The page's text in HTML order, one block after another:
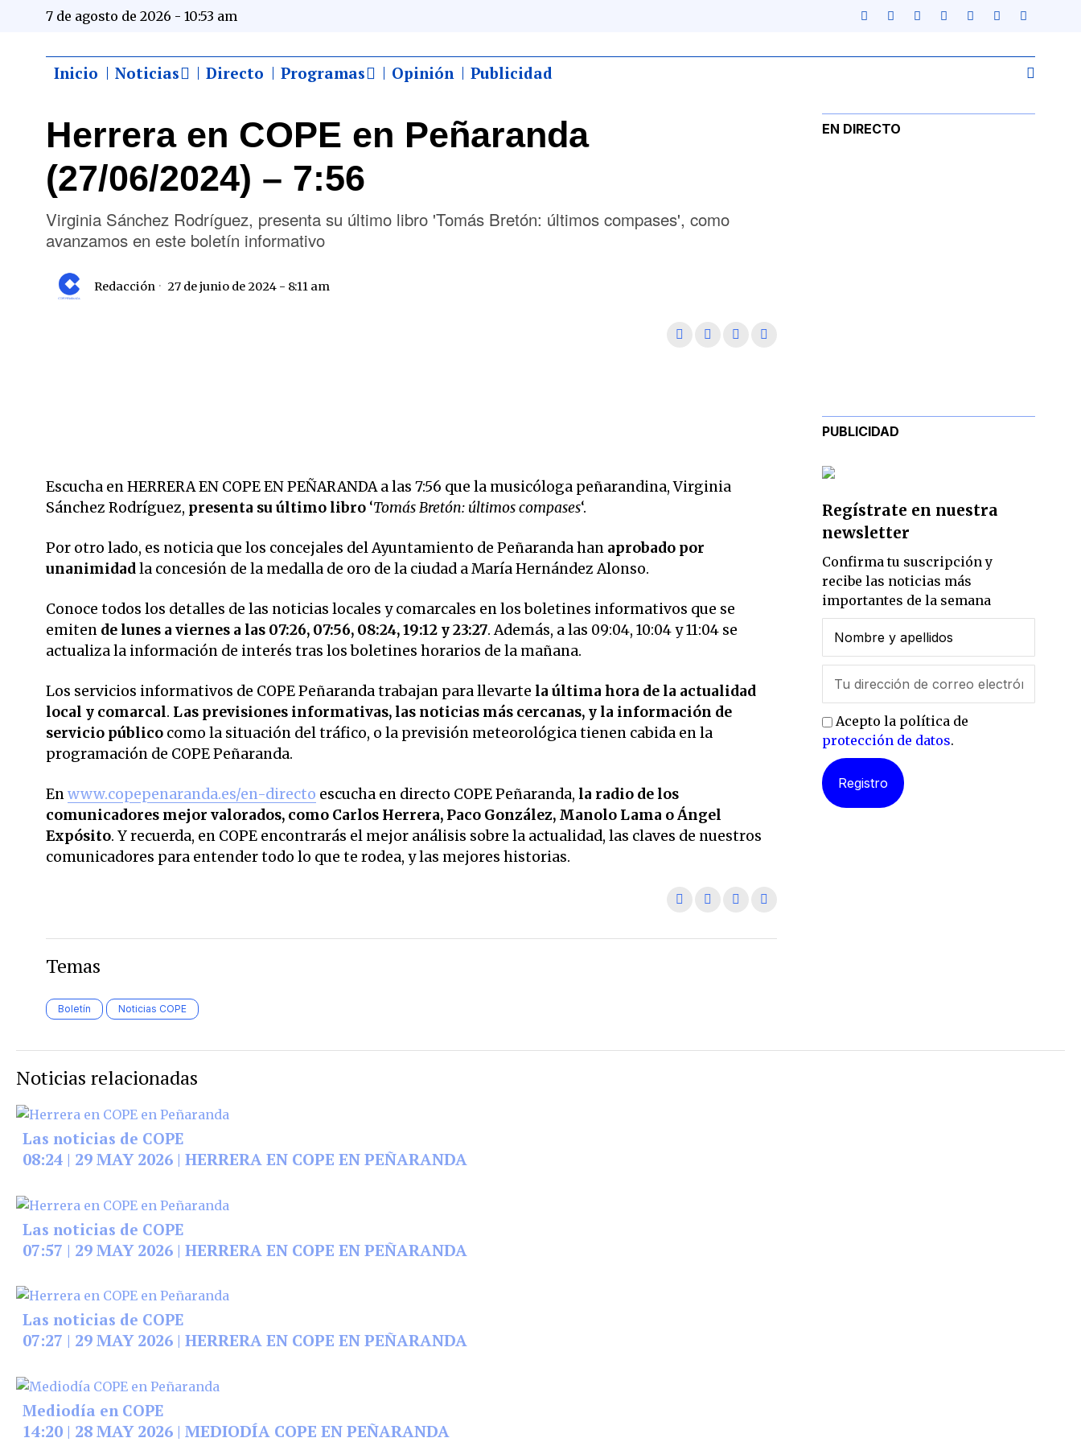
7 de agosto de 2026 - 10:53 am
Inicio Noticias Directo Programas Opinión Publicidad
Herrera en COPE en Peñaranda
(27/06/2024) – 7:56
Virginia Sánchez Rodríguez, presenta su último libro 'Tomás Bretón: últimos compases', como
avanzamos en este boletín informativo
Redacción 27 de junio de 2024 - 8:11 am
Escucha en HERRERA EN COPE EN PEÑARANDA a las 7:56 que la musicóloga peñarandina, Virginia
Sánchez Rodríguez, presenta su último libro ‘Tomás Bretón: últimos compases‘.
Por otro lado, es noticia que los concejales del Ayuntamiento de Peñaranda han aprobado por
unanimidadla concesión de la medalla de oro de la ciudad a María Hernández Alonso.
Conoce todos los detalles de las noticias locales y comarcales en los boletines informativos que se
emiten de lunes a viernes a las 07:26, 07:56, 08:24, 19:12 y 23:27. Además, a las 09:04, 10:04 y 11:04 se
actualiza la información de interés tras los boletines horarios de la mañana.
Los servicios informativos de COPE Peñaranda trabajan para llevarte la última hora de la actualidad
local y comarcal. Las previsiones informativas, las noticias más cercanas, y la información de
servicio público como la situación del tráfico, o la previsión meteorológica tienen cabida en la
programación de COPE Peñaranda.
Enwww.copepenaranda.es/en-directo escucha en directo COPE Peñaranda, la radio de los
comunicadores mejor valorados, como Carlos Herrera, Paco González, Manolo Lama o Ángel
Expósito. Y recuerda, en COPE encontrarás el mejor análisis sobre la actualidad, las claves de nuestros
comunicadores para entender todo lo que te rodea, y las mejores historias.
Temas
Boletín Noticias COPE
EN DIRECTO
PUBLICIDAD
Regístrate en nuestra
newsletter
Confirma tu suscripción y
recibe las noticias más
importantes de la semana
Acepto la política de
protección de datos.
Noticias relacionadas
Las noticias de COPE
08:24 | 29 MAY 2026 | HERRERA EN COPE EN PEÑARANDA
Las noticias de COPE
07:57 | 29 MAY 2026 | HERRERA EN COPE EN PEÑARANDA
Las noticias de COPE
07:27 | 29 MAY 2026 | HERRERA EN COPE EN PEÑARANDA
Mediodía en COPE
14:20 | 28 MAY 2026 | MEDIODÍA COPE EN PEÑARANDA